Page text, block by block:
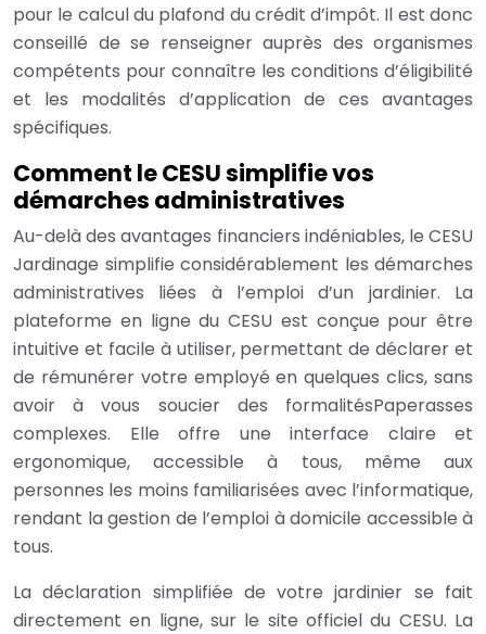
pour le calcul du plafond du crédit d’impôt. Il est donc
conseillé de se renseigner auprès des organismes
compétents pour connaître les conditions d’éligibilité
et les modalités d’application de ces avantages
spécifiques.
Comment le CESU simplifie vos
démarches administratives
Au-delà des avantages financiers indéniables, le CESU
Jardinage simplifie considérablement les démarches
administratives liées à l’emploi d’un jardinier. La
plateforme en ligne du CESU est conçue pour être
intuitive et facile à utiliser, permettant de déclarer et
de rémunérer votre employé en quelques clics, sans
avoir à vous soucier des formalitésPaperasses
complexes. Elle offre une interface claire et
ergonomique, accessible à tous, même aux
personnes les moins familiarisées avec l’informatique,
rendant la gestion de l’emploi à domicile accessible à
tous.
La déclaration simplifiée de votre jardinier se fait
directement en ligne, sur le site officiel du CESU. La